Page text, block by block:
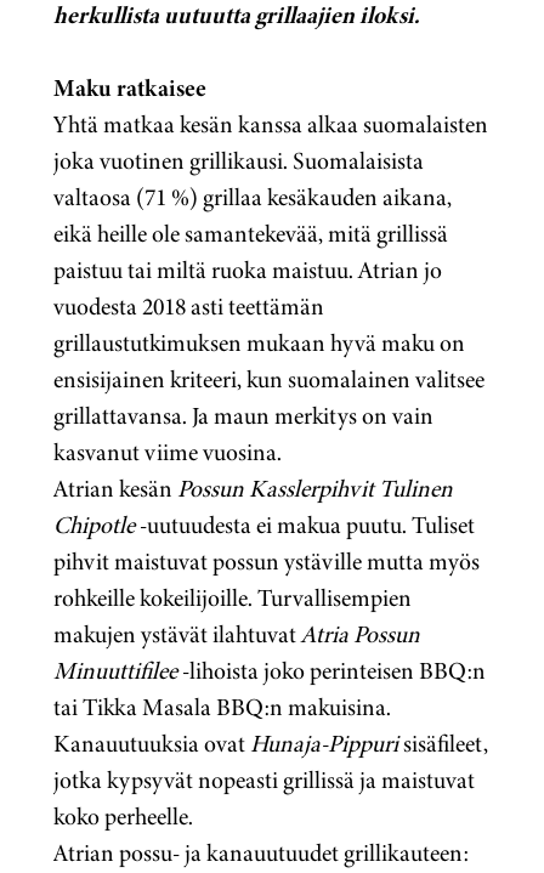
herkullista uutuutta grillaajien iloksi.
Maku ratkaisee
Yhtä matkaa kesän kanssa alkaa suomalaisten
joka vuotinen grillikausi. Suomalaisista
valtaosa (71 %) grillaa kesäkauden aikana,
eikä heille ole samantekevää, mitä grillissä
paistuu tai miltä ruoka maistuu. Atrian jo
vuodesta 2018 asti teettämän
grillaustutkimuksen mukaan hyvä maku on
ensisijainen kriteeri, kun suomalainen valitsee
grillattavansa. Ja maun merkitys on vain
kasvanut viime vuosina.
Atrian kesän Possun Kasslerpihvit Tulinen
Chipotle-uutuudesta ei makua puutu. Tuliset
pihvit maistuvat possun ystäville mutta myös
rohkeille kokeilijoille. Turvallisempien
makujen ystävät ilahtuvatAtria Possun
Minuuttifilee-lihoista joko perinteisen BBQ:n
tai Tikka Masala BBQ:n makuisina.
Kanauutuuksia ovatHunaja-Pippurisisäfileet,
jotka kypsyvät nopeasti grillissä ja maistuvat
koko perheelle.
Atrian possu- ja kanauutuudet grillikauteen: